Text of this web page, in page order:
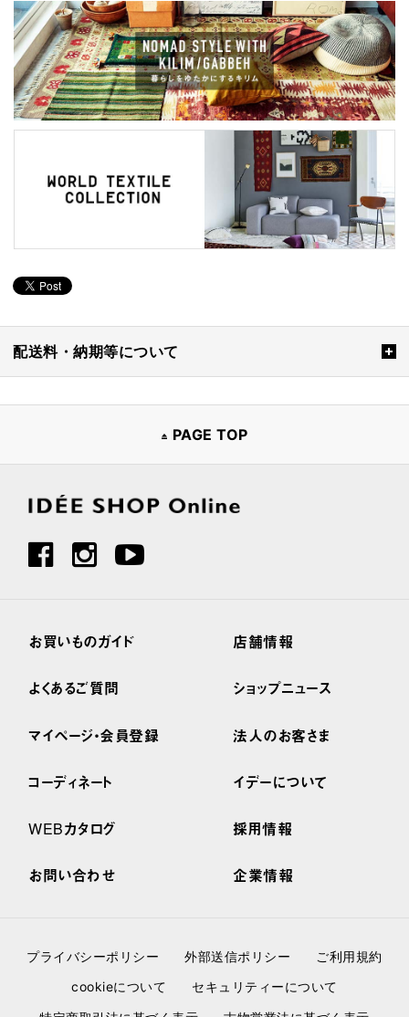
配送料・納期等について
PAGE TOP
お買いものガイド
よくあるご質問
マイページ・会員登録
コーディネート
WEBカタログ
お問い合わせ
店舗情報
ショップニュース
法人のお客さま
イデーについて
採用情報
企業情報
プライバシーポリシー 外部送信ポリシー
ご利用規約
cookieについて
セキュリティーについて